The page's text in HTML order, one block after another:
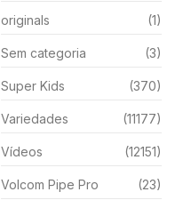
originals (1)
Sem categoria (3)
Super Kids (370)
Variedades (11177)
Vídeos (12151)
Volcom Pipe Pro (23)